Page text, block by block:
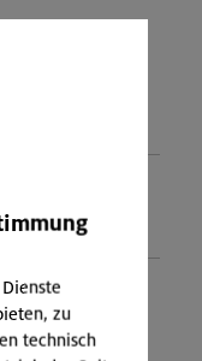
fallen
zu
technisch